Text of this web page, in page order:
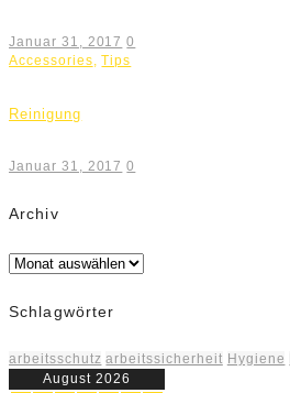
Januar 31, 2017 0
Accessories,Tips
Reinigung
Januar 31, 2017 0
Archiv
Archiv
Schlagwörter
arbeitsschutz arbeitssicherheit Hygiene
August 2026